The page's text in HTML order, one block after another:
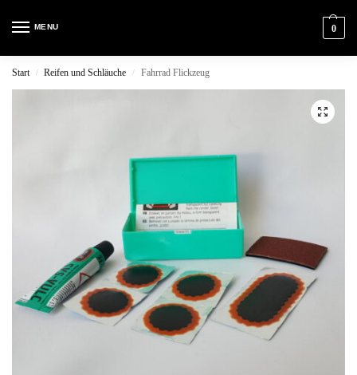
MENU 0
Start / Reifen und Schläuche / Fahrrad Flickzeug